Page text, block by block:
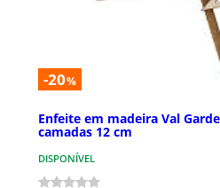
-20%
Enfeite em madeira Val
camadas 12 cm
DISPONÍVEL